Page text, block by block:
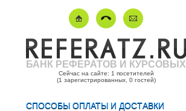
БАНК РЕФЕРАТОВ И КУРСОВЫХ
Сейчас на сайте: 1 посетителей
(1 зарегистрированных, 0 гостей)
СПОСОБЫ ОПЛАТЫ И ДОСТАВКИ